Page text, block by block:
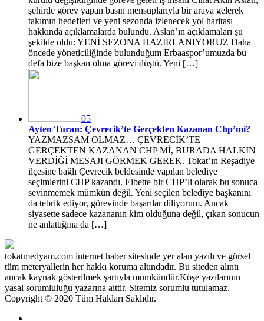
şehirde görev yapan basın mensuplarıyla bir araya gelerek
takımın hedefleri ve yeni sezonda izlenecek yol haritası
hakkında açıklamalarda bulundu. Aslan’ın açıklamaları şu
şekilde oldu: YENİ SEZONA HAZIRLANIYORUZ Daha
öncede yöneticiliğinde bulunduğum Erbaaspor’umuzda bu
defa bize başkan olma görevi düştü. Yeni […]
05
Ayten Turan: Çevrecik’te Gerçekten Kazanan Chp’mi?
YAZMAZSAM OLMAZ… ÇEVRECİK’TE
GERÇEKTEN KAZANAN CHP Mİ, BURADA HALKIN
VERDİĞİ MESAJI GÖRMEK GEREK. Tokat’ın Reşadiye
ilçesine bağlı Çevrecik beldesinde yapılan belediye
seçimlerini CHP kazandı. Elbette bir CHP’li olarak bu sonuca
sevinmemek mümkün değil. Yeni seçilen belediye başkanını
da tebrik ediyor, görevinde başarılar diliyorum. Ancak
siyasette sadece kazananın kim olduğuna değil, çıkan sonucun
ne anlattığına da […]
tokatmedyam.com internet haber sitesinde yer alan yazılı ve görsel
tüm meteryallerin her hakkı koruma altındadır. Bu siteden alıntı
ancak kaynak gösterilmek şartıyla mümkündür.Köşe yazılarının
yasal sorumluluğu yazarına aittir. Sitemiz sorumlu tutulamaz.
Copyright © 2020 Tüm Hakları Saklıdır.